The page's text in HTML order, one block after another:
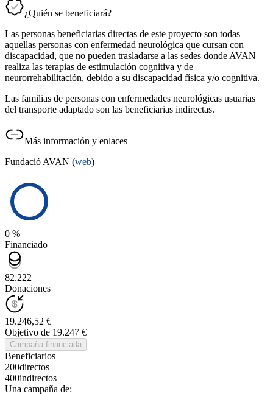
¿Quién se beneficiará?
Las personas beneficiarias directas de este proyecto son todas
aquellas personas con enfermedad neurológica que cursan con
discapacidad, que no pueden trasladarse a las sedes donde AVAN
realiza las terapias de estimulación cognitiva y de
neurorrehabilitación, debido a su discapacidad física y/o cognitiva.
Las familias de personas con enfermedades neurológicas usuarias
del transporte adaptado son las beneficiarias indirectas.
Más información y enlaces
Fundació AVAN (web)
0 %
Financiado
82.222
Donaciones
19.246,52 €
Objetivo de 19.247 €
Campaña financiada
Beneficiarios
200directos
400indirectos
Una campaña de: